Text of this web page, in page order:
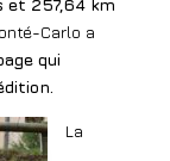
Carlo a
qui
La